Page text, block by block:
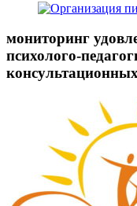
мониторинг
психолого-